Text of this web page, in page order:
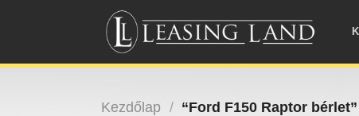
Kezdőlap / “Ford F150 Raptor